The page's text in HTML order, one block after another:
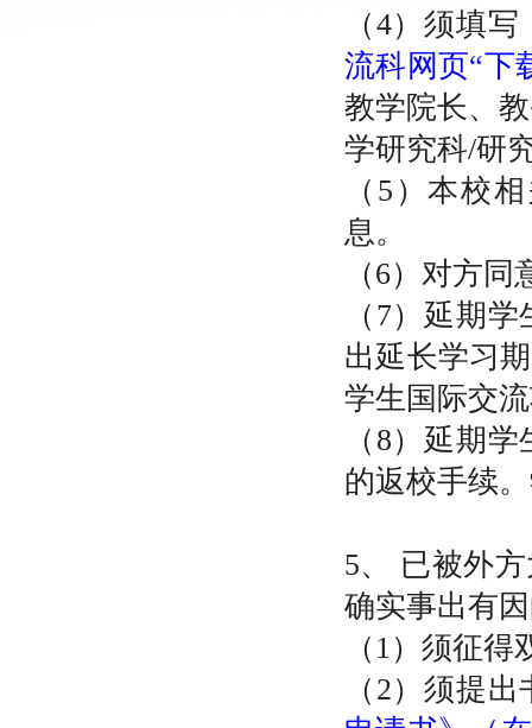
（4）须填写
流科网页“下
教学院长、
学研究科/研
（5）本校
息。
（6）对方
（7）延期
出延长学习
学生国际交
（8）延期
的返校手续
5、 已被外
确实事出有
（1）须征
（2）须提